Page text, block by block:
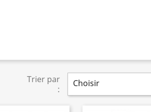
Trier par
:
Choisir